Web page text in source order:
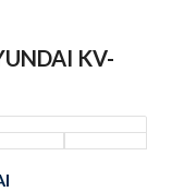
KV-